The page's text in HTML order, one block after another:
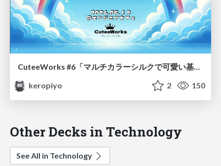
CuteeWorks #6「マルチカラーシルクで可愛い基板を設計しよう！」
keropiyo
2 150
Other Decks in Technology
See All in Technology